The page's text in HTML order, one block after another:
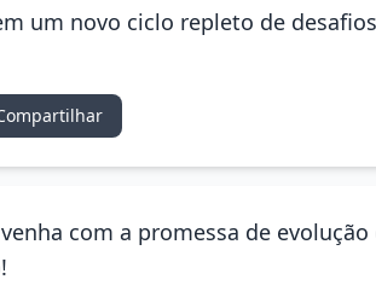
um novo ciclo repleto de
com a promessa de